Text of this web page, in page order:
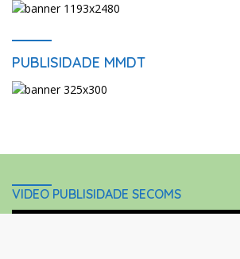
PUBLISIDADE MMDT
VIDEO PUBLISIDADE SECOMS
Video